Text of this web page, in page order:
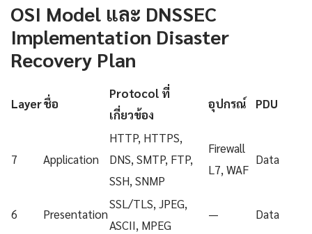
OSI Model และ DNSSEC
Implementation Disaster
Recovery Plan
Layerชื่อ
Protocol ที่
เกี่ยวข้อง
อุปกรณ์ PDU
7 Application
HTTP, HTTPS,
DNS, SMTP, FTP,
SSH, SNMP
Firewall
L7, WAF
Data
6 Presentation
SSL/TLS, JPEG,
ASCII, MPEG
— Data